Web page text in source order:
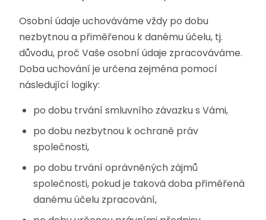
Osobní údaje uchováváme vždy po dobu
nezbytnou a přiměřenou k danému účelu, tj.
důvodu, proč Vaše osobní údaje zpracováváme.
Doba uchování je určena zejména pomocí
následující logiky:
po dobu trvání smluvního závazku s Vámi,
po dobu nezbytnou k ochraně práv
společnosti,
po dobu trvání oprávněných zájmů
společnosti, pokud je taková doba přiměřená
danému účelu zpracování,